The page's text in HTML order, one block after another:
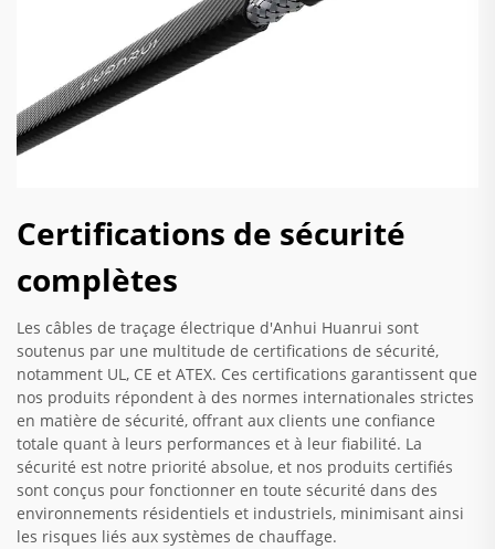
Certifications de sécurité
complètes
Les câbles de traçage électrique d'Anhui Huanrui sont
soutenus par une multitude de certifications de sécurité,
notamment UL, CE et ATEX. Ces certifications garantissent que
nos produits répondent à des normes internationales strictes
en matière de sécurité, offrant aux clients une confiance
totale quant à leurs performances et à leur fiabilité. La
sécurité est notre priorité absolue, et nos produits certifiés
sont conçus pour fonctionner en toute sécurité dans des
environnements résidentiels et industriels, minimisant ainsi
les risques liés aux systèmes de chauffage.